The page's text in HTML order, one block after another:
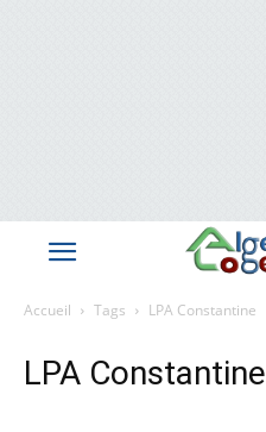
Accueil Tags LPA Constantine
LPA Constantine